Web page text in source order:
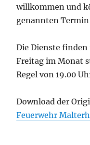
willkommen und
genannten
Die Dienste finden
Freitag im Monat
Regel von 19.00
Download der
Feuerwehr